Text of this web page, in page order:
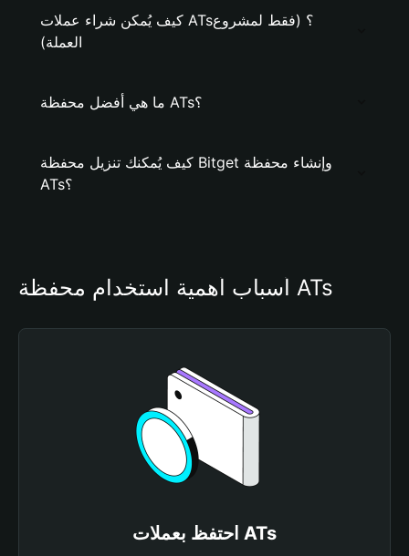
كيف يُمكن شراء عملات ATs؟ (فقط لمشروع
العملة)
ما هي أفضل محفظة ATs؟
كيف يُمكنك تنزيل محفظة Bitget وإنشاء محفظة
ATs؟
أسباب أهمية استخدام محفظة ATs
احتفظ بعملات ATs